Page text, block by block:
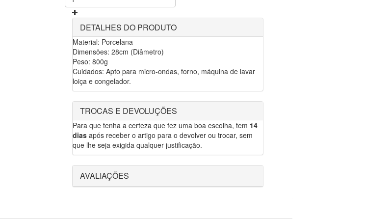
DETALHES DO PRODUTO
Material: Porcelana
Dimensões: 28cm (Diâmetro)
Peso: 800g
Cuidados: Apto para micro-ondas, forno, máquina de lavar
loiça e congelador.
TROCAS E DEVOLUÇÕES
Para que tenha a certeza que fez uma boa escolha, tem 14
dias após receber o artigo para o devolver ou trocar, sem
que lhe seja exigida qualquer justificação.
AVALIAÇÕES